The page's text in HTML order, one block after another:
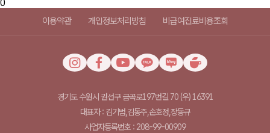
0
이용약관 개인정보처리방침 비급여진료비용조회
경기도 수원시 권선구 금곡로197번길 70 (우) 16391
대표자 : 김기범,김동주,손호정,장동규
사업자등록번호 : 208-99-00909